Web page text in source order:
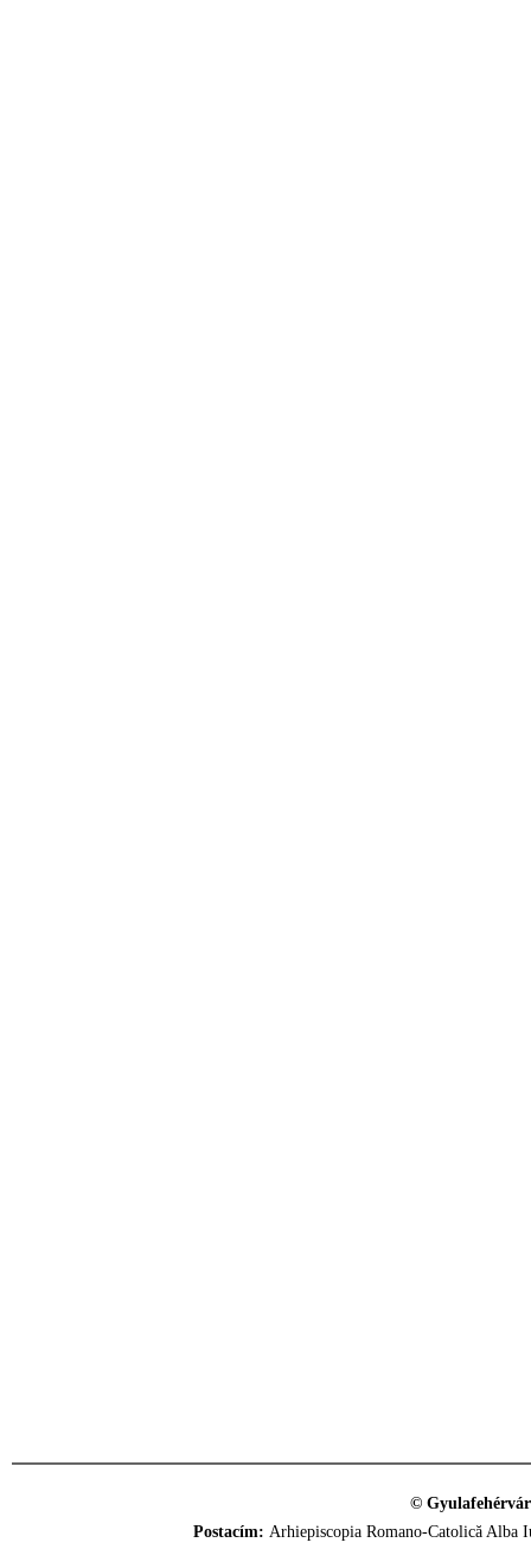
©
Postacím: Arhiepiscopia Romano-Catolică